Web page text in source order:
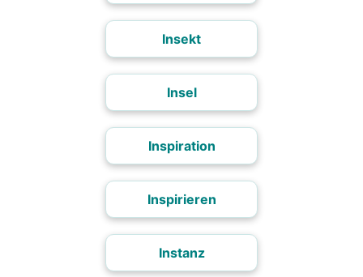
Insekt
Insel
Inspiration
Inspirieren
Instanz